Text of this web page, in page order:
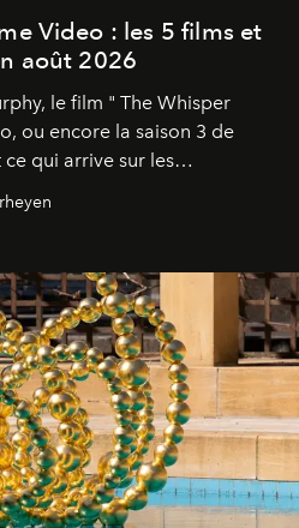
Video : les 5 films et
août 2026
le film " The Whisper
ou encore la saison 3 de
qui arrive sur les